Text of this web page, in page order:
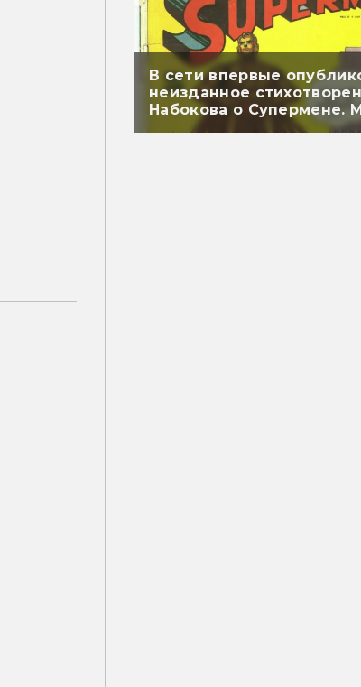
В сети впервые
неизданное
Набокова о Супермене.
перевели